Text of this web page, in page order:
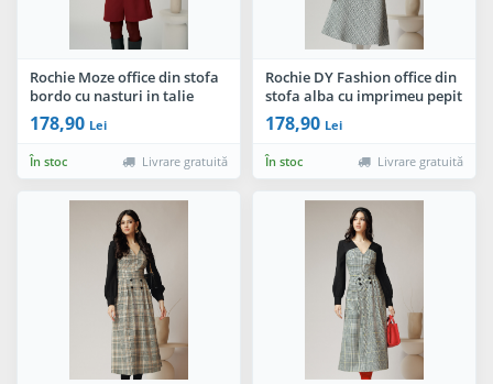
Rochie Moze office din stofa
bordo cu nasturi in talie
178,90 Lei
În stoc Livrare gratuită
Rochie DY Fashion office din
stofa alba cu imprimeu pepit
si pliuri pe bust
178,90 Lei
În stoc Livrare gratuită